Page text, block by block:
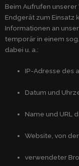
Beim Aufrufen
Endgerät zum Einsatz
Informationen an
temporär in einem
dabei u. a.:
IP-Adresse des
Datum und
Name und URL
Website, von
verwendeter